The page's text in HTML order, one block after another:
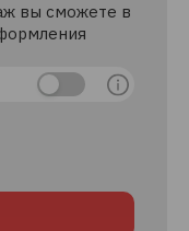
вы сможете в